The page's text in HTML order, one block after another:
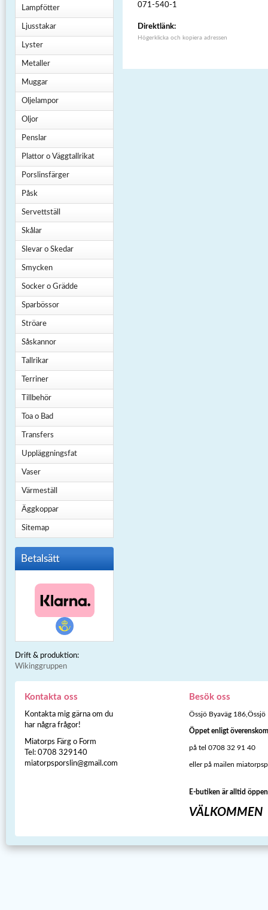
Lampfötter
Ljusstakar
Lyster
Metaller
Muggar
Oljelampor
Oljor
Penslar
Plattor o Väggtallrikat
Porslinsfärger
Påsk
Servettställ
Skålar
Slevar o Skedar
Smycken
Socker o Grädde
Sparbössor
Ströare
Såskannor
Tallrikar
Terriner
Tillbehör
Toa o Bad
Transfers
Uppläggningsfat
Vaser
Värmeställ
Äggkoppar
Sitemap
Betalsätt
Drift & produktion:
Wikinggruppen
071-540-1
Direktlänk:
Högerklicka och kopiera adressen
Kontakta oss
Kontakta mig gärna om du
har några frågor!
Miatorps Färg o Form
Tel: 0708 329140
miatorpsporslin@gmail.com
Besök oss
Össjö Byaväg 186,Össjö
Öppet enligt
på tel 0708 32 91 40
eller på mailen
E-butiken är alltid öppen
VÄLKOMMEN